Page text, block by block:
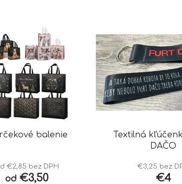
balenie
€2,85 bez DPH
od €3,50
Textilná
DAČO
€3,25 bez
€4